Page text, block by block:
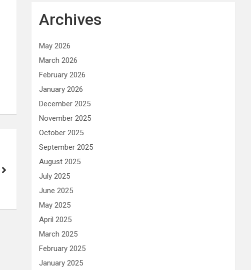
Archives
May 2026
March 2026
February 2026
January 2026
December 2025
November 2025
October 2025
September 2025
August 2025
July 2025
June 2025
May 2025
April 2025
March 2025
February 2025
January 2025